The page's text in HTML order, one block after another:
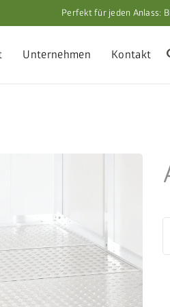
Perfekt für jeden Anlass:
Unternehmen Kontakt